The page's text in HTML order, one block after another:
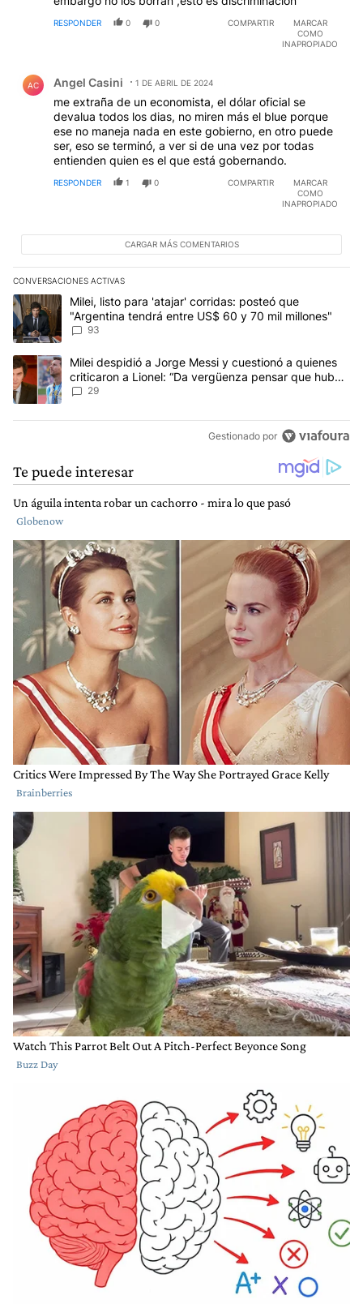
RESPONDER 0 0 COMPARTIR
MARCAR
COMO
INAPROPIADO
AC Angel Casini 1 DE ABRIL DE 2024
me extraña de un economista, el dólar oficial se
devalua todos los dias, no miren más el blue porque
ese no maneja nada en este gobierno, en otro puede
ser, eso se terminó, a ver si de una vez por todas
entienden quien es el que está gobernando.
RESPONDER 1 0 COMPARTIR
MARCAR
COMO
INAPROPIADO
CARGAR MÁS COMENTARIOS
CONVERSACIONES ACTIVAS
Este listado muestra los artículos con más comentarios en los
Un artículo de tendencia con el título "Milei, listo para 'atajar'
Milei, listo para 'atajar' corridas: posteó que
"Argentina tendrá entre US$ 60 y 70 mil millones"
93
Un artículo de tendencia con el título "Milei despidió a Jorge
Milei despidió a Jorge Messi y cuestionó a quienes
criticaron a Lionel: “Da vergüenza pensar que hubo
anti-Messi”
29
Gestionado por